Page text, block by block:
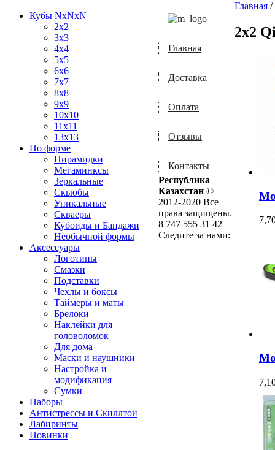
Кубы NxNxN
2x2
3x3
4x4
5x5
6x6
7x7
8x8
9x9
10x10
11x11
13x13
По форме
Пирамидки
Мегаминксы
Зеркальные
Скьюбы
Уникальные
Скваеры
Кубоиды и Бандажи
Необычной формы
Аксессуары
Логотипы
Смазки
Подставки
Чехлы и боксы
Таймеры и маты
Брелоки
Наклейки для
головоломок
Для дома
Маски и наушники
Настройка и
модификация
Сумки
Наборы
Антистрессы и Скиллтои
Лабиринты
Новинки
Главная /
2x2
Главная
Доставка
Оплата
Отзывы
Контакты
Республика
Казахстан ©
2012-2020 Все
права защищены.
8 747 555 31 42
Следите за нами: